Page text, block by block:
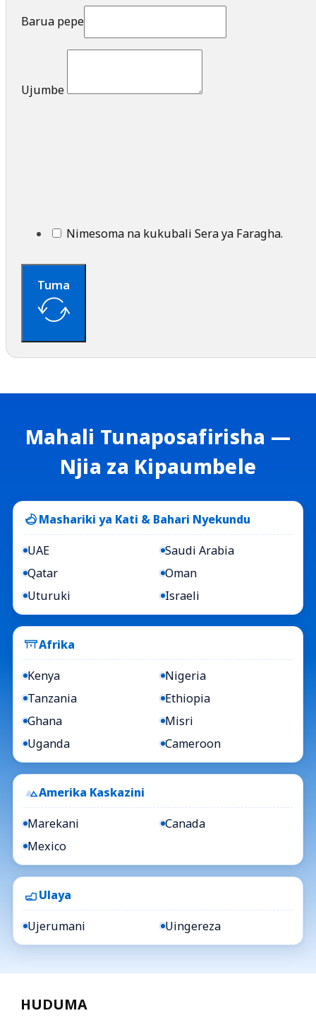
Barua pepe
Ujumbe
Nimesoma na kukubali Sera ya Faragha.
Tuma
Mahali Tunaposafirisha —
Njia za Kipaumbele
Mashariki ya Kati & Bahari Nyekundu
UAE
Saudi Arabia
Qatar
Oman
Uturuki
Israeli
Afrika
Kenya
Nigeria
Tanzania
Ethiopia
Ghana
Misri
Uganda
Cameroon
Amerika Kaskazini
Marekani
Canada
Mexico
Ulaya
Ujerumani Uingereza
HUDUMA